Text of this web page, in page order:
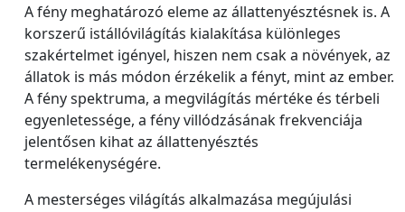
A fény meghatározó eleme az állattenyésztésnek is. A
korszerű istállóvilágítás kialakítása különleges
szakértelmet igényel, hiszen nem csak a növények, az
állatok is más módon érzékelik a fényt, mint az ember.
A fény spektruma, a megvilágítás mértéke és térbeli
egyenletessége, a fény villódzásának frekvenciája
jelentősen kihat az állattenyésztés
termelékenységére.
A mesterséges világítás alkalmazása megújulási